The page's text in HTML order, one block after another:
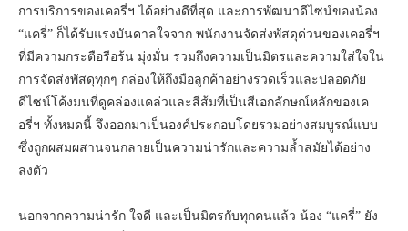
การบริการของเคอรี่ฯ ได้อย่างดีที่สุด และการพัฒนาดีไซน์ของน้อง
“แครี่” ก็ได้รับแรงบันดาลใจจาก พนักงานจัดส่งพัสดุด่วนของเคอรี่ฯ
ที่มีความกระตือรือร้น มุ่งมั่น รวมถึงความเป็นมิตรและความใส่ใจใน
การจัดส่งพัสดุทุกๆ กล่องให้ถึงมือลูกค้าอย่างรวดเร็วและปลอดภัย
ดีไซน์โค้งมนที่ดูคล่องแคล่วและสีส้มที่เป็นสีเอกลักษณ์หลักของเค
อรี่ฯ ทั้งหมดนี้ จึงออกมาเป็นองค์ประกอบโดยรวมอย่างสมบูรณ์แบบ
ซึ่งถูกผสมผสานจนกลายเป็นความน่ารักและความล้ำสมัยได้อย่าง
ลงตัว
นอกจากความน่ารัก ใจดี และเป็นมิตรกับทุกคนแล้ว น้อง “แครี่” ยัง